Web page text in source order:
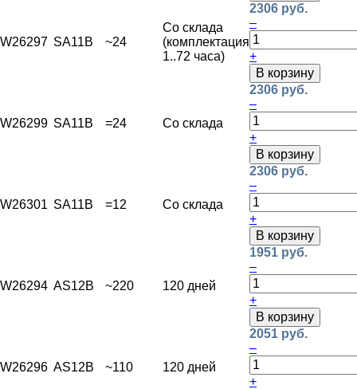
W26297 SA11B ~24
Со склада
(комплектация
1..72 часа)
2306 руб.
–
+
В корзину
W26299 SA11B =24 Со склада
2306 руб.
–
+
В корзину
W26301 SA11B =12 Со склада
2306 руб.
–
+
В корзину
W26294 AS12B ~220 120 дней
1951 руб.
–
+
В корзину
W26296 AS12B ~110 120 дней
2051 руб.
–
+